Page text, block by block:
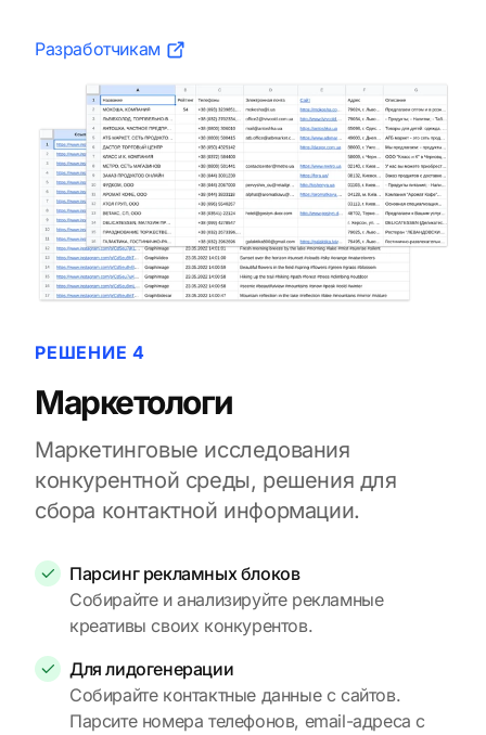
Разработчикам
РЕШЕНИЕ 4
Маркетологи
Маркетинговые исследования
конкурентной среды, решения для
сбора контактной информации.
Парсинг рекламных блоков
Собирайте и анализируйте рекламные
креативы своих конкурентов.
Для лидогенерации
Собирайте контактные данные с сайтов.
Парсите номера телефонов, email-адреса с